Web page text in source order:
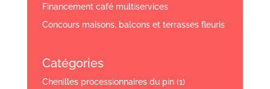
Financement café multiservices
Concours maisons, balcons et terrasses fleuris
Catégories
Chenilles processionnaires du pin(1)